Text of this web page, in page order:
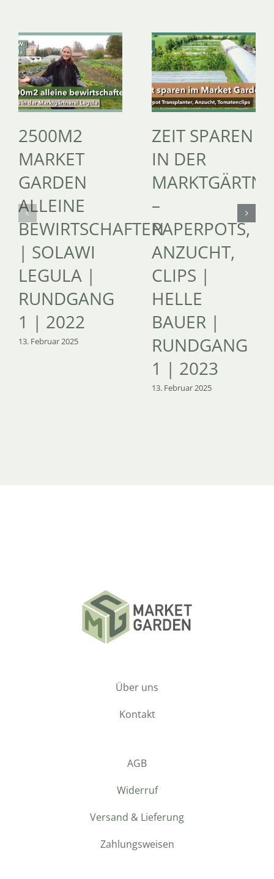
2500M2
MARKET
GARDEN
ALLEINE
BEWIRTSCHAFTEN
| SOLAWI
LEGULA |
RUNDGANG
1 | 2022
13. Februar 2025
ZEIT SPAREN
IN DER
–
PAPERPOTS,
ANZUCHT,
CLIPS |
HELLE
BAUER |
RUNDGANG
1 | 2023
13. Februar 2025
Über uns
Kontakt
AGB
Widerruf
Versand & Lieferung
Zahlungsweisen